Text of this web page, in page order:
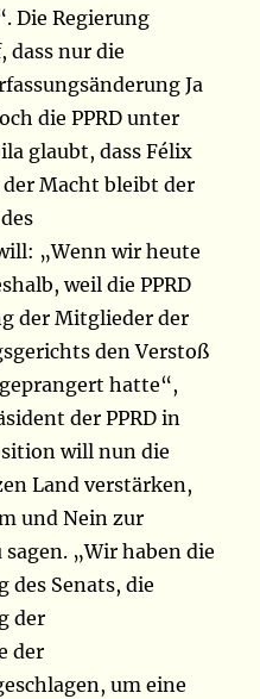
Die Regierung
dass nur die
Ja
die PPRD unter
glaubt, dass Félix
Macht bleibt der
„Wenn wir heute
weil die PPRD
der Mitglieder der
den Verstoß
hatte“,
der PPRD in
will nun die
Land verstärken,
und Nein zur
„Wir haben die
des Senats, die
der
der
um eine